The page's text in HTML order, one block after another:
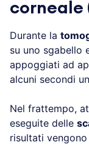
corneale
Durante la
su uno sgabello
appoggiati ad
alcuni secondi
Nel frattempo,
eseguite delle
risultati